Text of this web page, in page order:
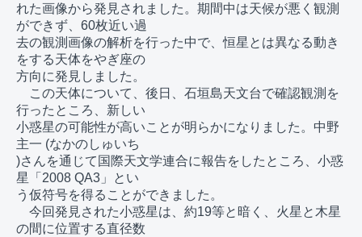
れた画像から発見されました。期間中は天候が悪く観測
ができず、60枚近い過
去の観測画像の解析を行った中で、恒星とは異なる動き
をする天体をやぎ座の
方向に発見しました。
この天体について、後日、石垣島天文台で確認観測を
行ったところ、新しい
小惑星の可能性が高いことが明らかになりました。中野
主一 (なかのしゅいち
)さんを通じて国際天文学連合に報告をしたところ、小惑
星「2008 QA3」とい
う仮符号を得ることができました。
今回発見された小惑星は、約19等と暗く、火星と木星
の間に位置する直径数